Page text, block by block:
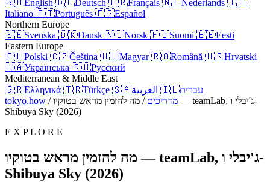
🇬🇧English 🇩🇪Deutsch 🇫🇷Français 🇳🇱Nederlands 🇮🇹
Italiano 🇵🇹Português 🇪🇸Español
Northern Europe
🇸🇪Svenska 🇩🇰Dansk 🇳🇴Norsk 🇫🇮Suomi 🇪🇪Eesti
Eastern Europe
🇵🇱Polski 🇨🇿Čeština 🇭🇺Magyar🇷🇴Română 🇭🇷Hrvatski
🇺🇦Українська 🇷🇺Русский
Mediterranean & Middle East
🇬🇷Ελληνικά 🇹🇷Türkçe 🇸🇦 🇮🇱עברית
tokyo.how / מדריכים / מה להזמין מראש בטוקיו — teamLab, ג'יבלי ו-
Shibuya Sky (2026)
E X P L O R E
מה להזמין מראש בטוקיו — teamLab, ג'יבלי ו-
Shibuya Sky (2026)